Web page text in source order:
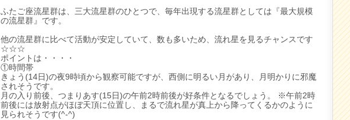
ふたご座流星群は、三大流星群のひとつで、毎年出現する流星群としては『最大規模
の流星群』です。
他の流星群に比べて活動が安定していて、数も多いため、流れ星を見るチャンスです
☆☆☆
ポイントは・・・・
①時間帯
きょう(14日)の夜9時頃から観察可能ですが、西側に明るい月があり、月明かりに邪魔
されそうです。
月の入り前後、つまりあす(15日)の午前2時前後が好条件となるでしょう。 ※午前2時
前後には放射点がほぼ天頂に位置し、まるで流れ星が真上から降ってくるかのように
見られそうです(^-^)